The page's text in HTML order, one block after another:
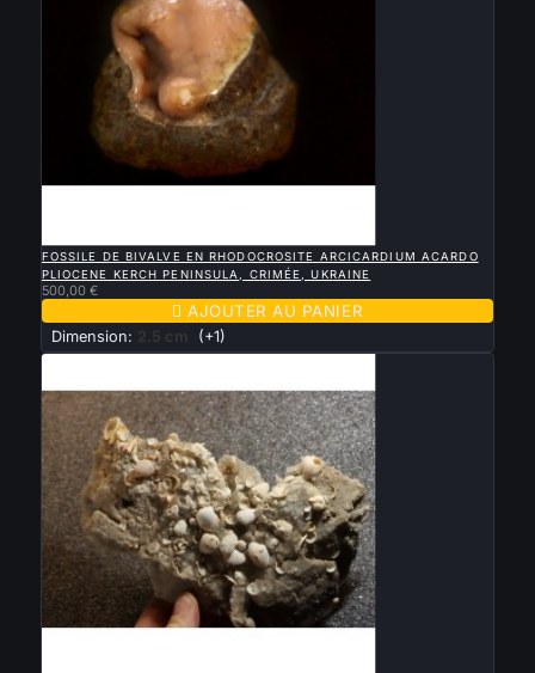
FOSSILE DE BIVALVE EN RHODOCROSITE ARCICARDIUM ACARDO
PLIOCENE KERCH PENINSULA, CRIMÉE, UKRAINE
500,00 €
 AJOUTER AU PANIER
Dimension: 2.5 cm (+1)